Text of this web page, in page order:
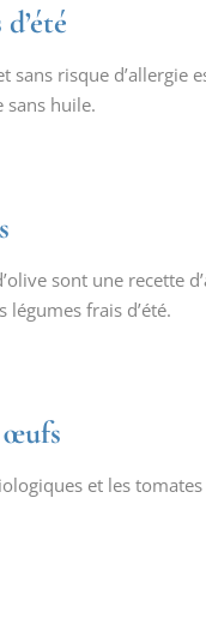
sans risque d’allergie
sans huile.
sont une recette
frais d’été.
œufs
et les